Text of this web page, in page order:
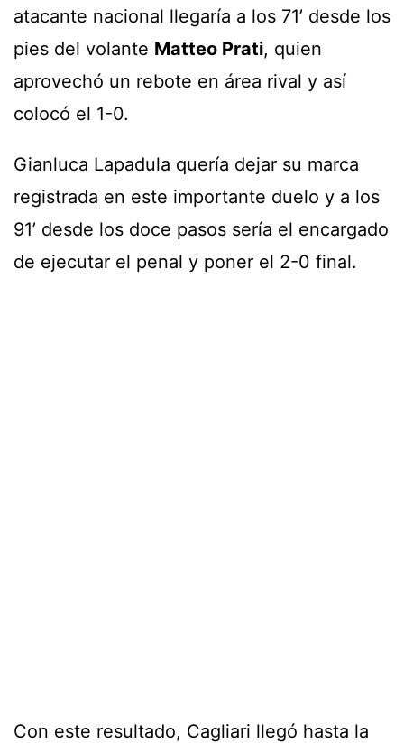
atacante nacional llegaría a los 71’ desde los
pies del volante Matteo Prati, quien
aprovechó un rebote en área rival y así
colocó el 1-0.
Gianluca Lapadula quería dejar su marca
registrada en este importante duelo y a los
91’ desde los doce pasos sería el encargado
de ejecutar el penal y poner el 2-0 final.
Con este resultado, Cagliari llegó hasta la